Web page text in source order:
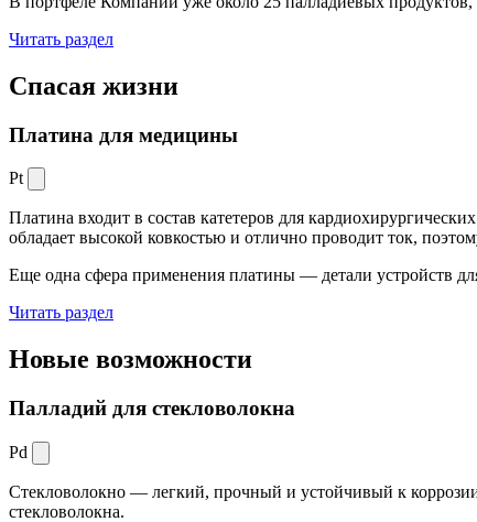
Читать раздел
Спасая жизни
Платина для медицины
Pt
Платина входит в состав катетеров для
обладает высокой ковкостью и отлично проводит ток,
Еще одна сфера применения платины — детали устройств
Читать раздел
Новые возможности
Палладий для стекловолокна
Pd
Стекловолокно — легкий, прочный и устойчивый к
стекловолокна.